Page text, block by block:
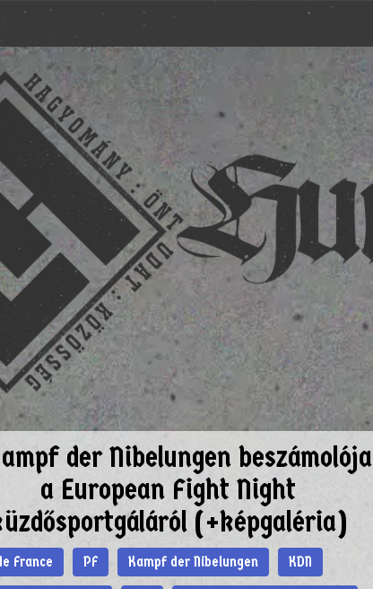
der Nibelungen beszámolója
a European Fight Night
(+képgaléria)
France PF Kampf der Nibelungen KDN